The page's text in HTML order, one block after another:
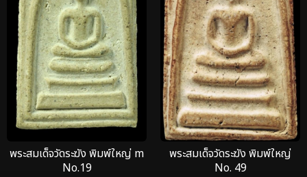
พระสมเด็จวัดระฆัง พิมพ์ใหญ่ m
No.19
พระสมเด็จวัดระฆัง พิมพ์ใหญ่
No. 49